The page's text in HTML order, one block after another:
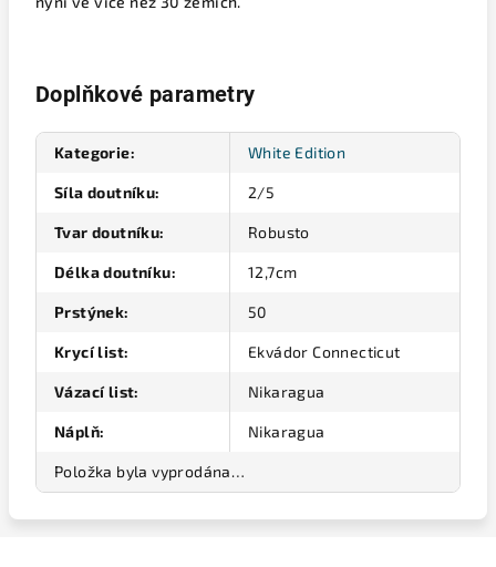
Doplňkové parametry
Kategorie: White Edition
Síla doutníku: 2/5
Tvar doutníku: Robusto
Délka doutníku: 12,7cm
Prstýnek: 50
Krycí list: Ekvádor Connecticut
Vázací list: Nikaragua
Náplň: Nikaragua
Položka byla vyprodána…